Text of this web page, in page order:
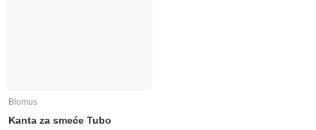
Blomus
Kanta za smeće Tubo